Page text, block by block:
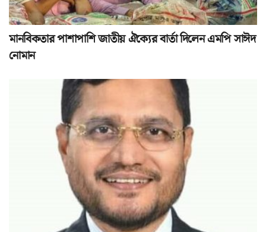
মানবিকতার পাশাপাশি জাতীয় ঐক্যের বার্তা দিলেন এমপি সাঈদ
নোমান